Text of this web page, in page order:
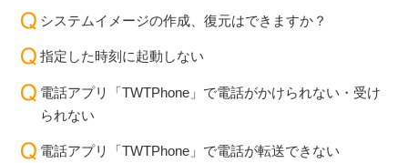
システムイメージの作成、復元はできますか？
指定した時刻に起動しない
電話アプリ「TWTPhone」で電話がかけられない・受け
られない
電話アプリ「TWTPhone」で電話が転送できない